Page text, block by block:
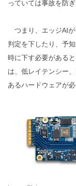
っていては事故を防ぎ
つまり、エッジAIが
判定を下したり、予
時に下す必要がある
は、低レイテンシー
あるハードウェアが必